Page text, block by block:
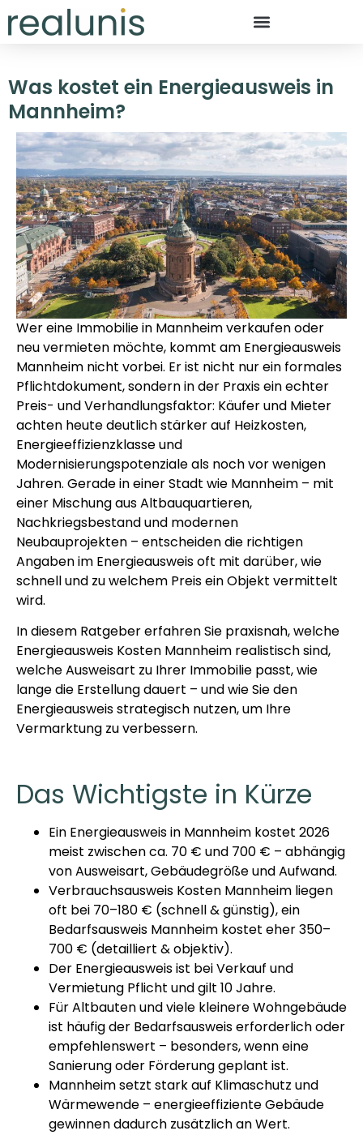
Was kostet ein Energieausweis in
Mannheim?
Wer eine Immobilie in Mannheim verkaufen oder
neu vermieten möchte, kommt am Energieausweis
Mannheim nicht vorbei. Er ist nicht nur ein formales
Pflichtdokument, sondern in der Praxis ein echter
Preis- und Verhandlungsfaktor: Käufer und Mieter
achten heute deutlich stärker auf Heizkosten,
Energieeffizienzklasse und
Modernisierungspotenziale als noch vor wenigen
Jahren. Gerade in einer Stadt wie Mannheim – mit
einer Mischung aus Altbauquartieren,
Nachkriegsbestand und modernen
Neubauprojekten – entscheiden die richtigen
Angaben im Energieausweis oft mit darüber, wie
schnell und zu welchem Preis ein Objekt vermittelt
wird.
In diesem Ratgeber erfahren Sie praxisnah, welche
Energieausweis Kosten Mannheim realistisch sind,
welche Ausweisart zu Ihrer Immobilie passt, wie
lange die Erstellung dauert – und wie Sie den
Energieausweis strategisch nutzen, um Ihre
Vermarktung zu verbessern.
Das Wichtigste in Kürze
Ein Energieausweis in Mannheim kostet 2026
meist zwischen ca. 70 € und 700 € – abhängig
von Ausweisart, Gebäudegröße und Aufwand.
Verbrauchsausweis Kosten Mannheim liegen
oft bei 70–180 € (schnell & günstig), ein
Bedarfsausweis Mannheim kostet eher 350–
700 € (detailliert & objektiv).
Der Energieausweis ist bei Verkauf und
Vermietung Pflicht und gilt 10 Jahre.
Für Altbauten und viele kleinere Wohngebäude
ist häufig der Bedarfsausweis erforderlich oder
empfehlenswert – besonders, wenn eine
Sanierung oder Förderung geplant ist.
Mannheim setzt stark auf Klimaschutz und
Wärmewende – energieeffiziente Gebäude
gewinnen dadurch zusätzlich an Wert.